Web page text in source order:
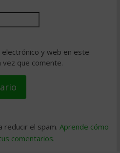
y web en este
vez que comente.
reducir el spam. Aprende cómo
comentarios.